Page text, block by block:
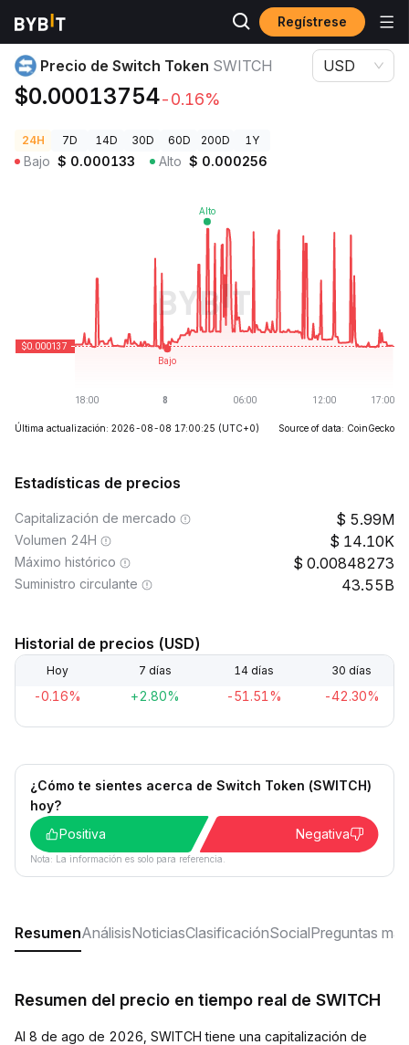
Regístrese
Precios de Criptomonedas Precio de Switch Token SWITCH
Precio de Switch Token SWITCH
$0.00013754-0.16%
USD
24H 7D 14D 30D 60D 200D 1Y
Bajo $ 0.000133 Alto $ 0.000256
Última actualización: 2026-08-08 17:00:25 (UTC+0) Source of data: CoinGecko
Estadísticas de precios
Capitalización de mercado 5.99M
Volumen 24H 14.10K
Máximo histórico 0.00848273
Suministro circulante 43.55B
Historial de precios (USD)
Hoy 7 días 14 días 30 días
-0.16% +2.80% -51.51% -42.30%
¿Cómo te sientes acerca de Switch Token (SWITCH)
hoy?
Positiva
Negativa
Nota: La información es solo para referencia.
ResumenAnálisisNoticiasClasificaciónSocialPreguntas
Resumen del precio en tiempo real de SWITCH
Al 8 de ago de 2026, SWITCH tiene una capitalización de